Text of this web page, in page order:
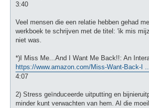
3:40
Veel mensen die een relatie hebben gehad
werkboek te schrijven met de titel: 'ik mis
niet was.
*)I Miss Me...And I Want Me Back!!: An
https://www.amazon.com/Miss-Want-Back-I
4:07
2) Stress geïnduceerde uitputting en
minder kunt verwachten van hem. Al die